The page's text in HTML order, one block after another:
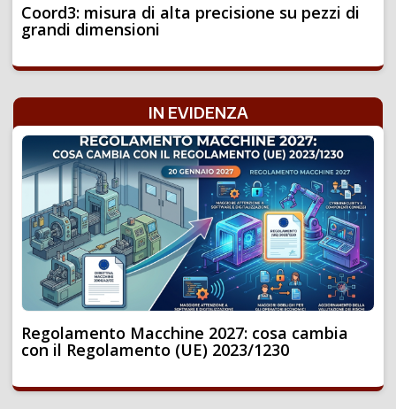
Coord3: misura di alta precisione su pezzi di
grandi dimensioni
IN EVIDENZA
Regolamento Macchine 2027: cosa cambia
con il Regolamento (UE) 2023/1230